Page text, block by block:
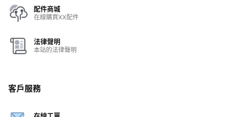
配件商城
在線購買XX配件
法律聲明
本站的法律聲明
客戶服務